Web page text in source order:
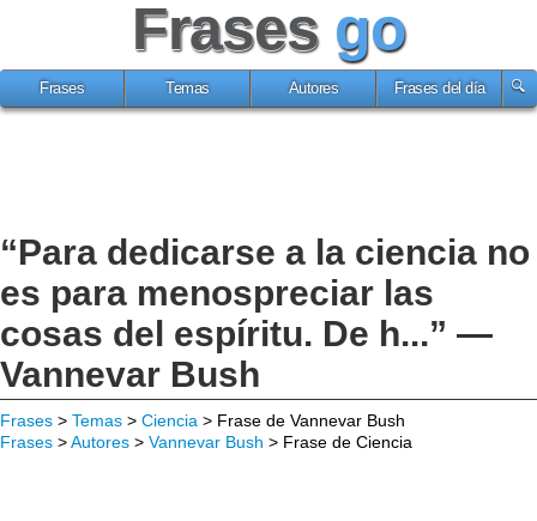
Frases go
Frases Temas Autores Frases del día
“Para dedicarse a la ciencia no
es para menospreciar las
cosas del espíritu. De h...” —
Vannevar Bush
Frases > Temas > Ciencia > Frase de Vannevar Bush
Frases >Autores > Vannevar Bush > Frase de Ciencia